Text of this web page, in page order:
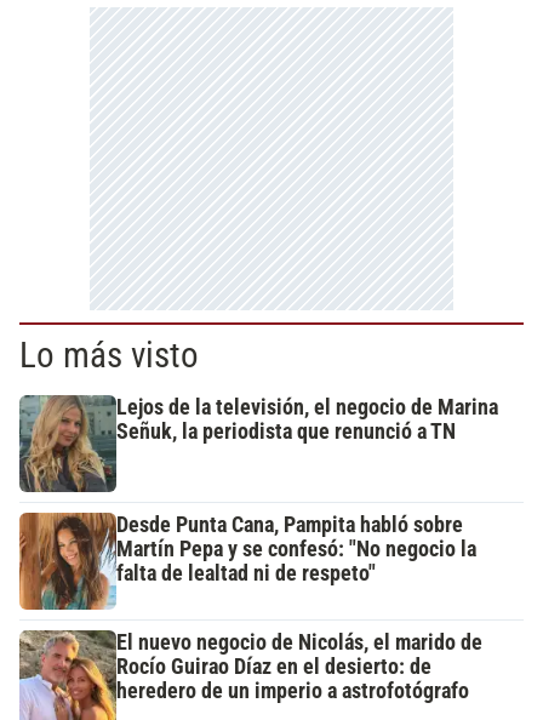
Lo más visto
Lejos de la televisión, el negocio de Marina
Señuk, la periodista que renunció a TN
Desde Punta Cana, Pampita habló sobre
Martín Pepa y se confesó: "No negocio la
falta de lealtad ni de respeto"
El nuevo negocio de Nicolás, el marido de
Rocío Guirao Díaz en el desierto: de
heredero de un imperio a astrofotógrafo